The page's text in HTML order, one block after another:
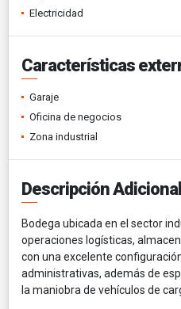
Electricidad
Características
Garaje
Oficina de negocios
Zona industrial
Descripción Adicional
Bodega ubicada en el sector
operaciones logísticas,
con una excelente
administrativas, además de
la maniobra de vehículos de